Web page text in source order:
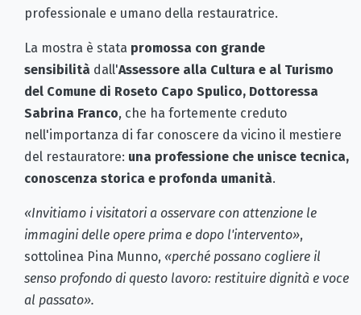
professionale e umano della restauratrice.
La mostra è stata promossa con grande
sensibilità dall'Assessore alla Cultura e al Turismo
del Comune di Roseto Capo Spulico, Dottoressa
Sabrina Franco, che ha fortemente creduto
nell'importanza di far conoscere da vicino il mestiere
del restauratore: una professione che unisce tecnica,
conoscenza storica e profonda umanità.
«Invitiamo i visitatori a osservare con attenzione le
immagini delle opere prima e dopo l'intervento»,
sottolinea Pina Munno, «perché possano cogliere il
senso profondo di questo lavoro: restituire dignità e voce
al passato».